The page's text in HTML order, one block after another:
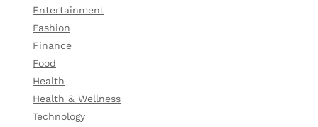
Entertainment
Fashion
Finance
Food
Health
Health & Wellness
Technology